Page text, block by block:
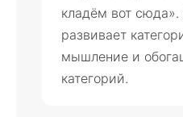
кладём вот сюда».
развивает
мышление и
категорий.